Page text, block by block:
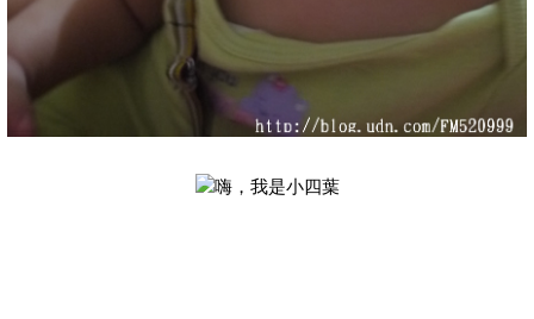
嗨，我是小四葉